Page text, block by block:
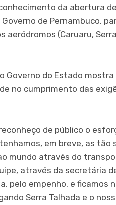
da abertura
de Pernambuco,
(Caruaru,
Governo do Estado
no cumprimento das
de público o
em breve, as tão
mundo através do
através da secretária
pelo empenho, e ficamos
Serra Talhada e o